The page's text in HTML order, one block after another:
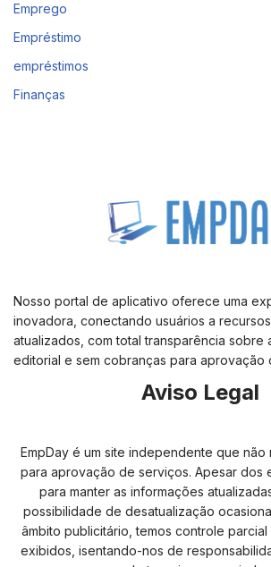
Emprego
Empréstimo
empréstimos
Finanças
Nosso portal de aplicativo oferece uma
inovadora, conectando usuários a
atualizados, com total transparência sobre
editorial e sem cobranças para aprovação
Aviso Legal
EmpDay é um site independente que
para aprovação de serviços. Apesar dos
para manter as informações
possibilidade de desatualização
âmbito publicitário, temos controle
exibidos, isentando-nos de